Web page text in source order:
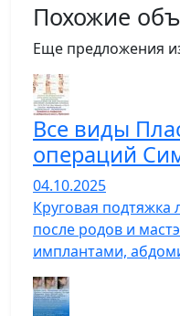
Похожие
Еще предложения
Все виды
операций
04.10.2025
Круговая подтяжка
после родов и
имплантами,